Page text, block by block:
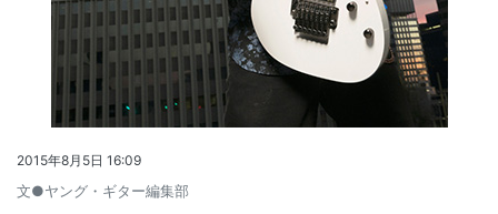
2015年8月5日 16:09
文●ヤング・ギター編集部